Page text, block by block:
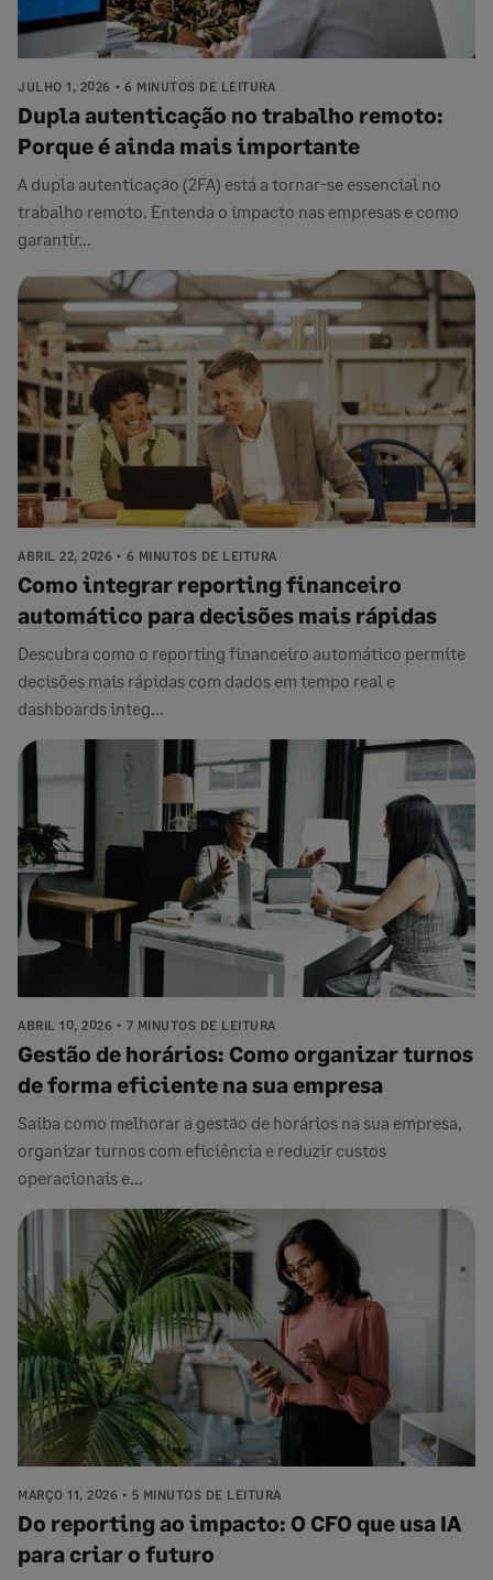
JULHO 1, 2026 6 MINUTOS DE LEITURA
Dupla autenticação no trabalho remoto:
Porque é ainda mais importante
A dupla autenticação (2FA) está a tornar-se essencial no
trabalho remoto. Entenda o impacto nas empresas e como
garantir...
ABRIL 22, 2026 6 MINUTOS DE LEITURA
Como integrar reporting financeiro
automático para decisões mais rápidas
Descubra como o reporting financeiro automático permite
decisões mais rápidas com dados em tempo real e
dashboards integ...
ABRIL 10, 2026 7 MINUTOS DE LEITURA
Gestão de horários: Como organizar turnos
de forma eficiente na sua empresa
Saiba como melhorar a gestão de horários na sua empresa,
organizar turnos com eficiência e reduzir custos
operacionais e...
MARÇO 11, 2026 5 MINUTOS DE LEITURA
Do reporting ao impacto: O CFO que usa IA
para criar o futuro